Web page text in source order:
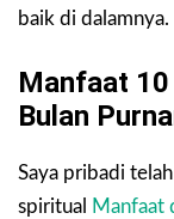
baik di dalamnya.
Manfaat 10
Bulan
Saya pribadi
spiritual
Manfaat